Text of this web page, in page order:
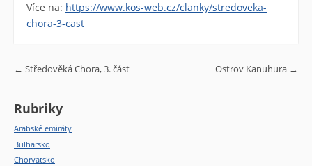
Více na: https://www.kos-web.cz/clanky/stredoveka-
chora-3-cast
Post navigation
← Středověká Chora, 3. část Ostrov Kanuhura →
Rubriky
Arabské emiráty
Bulharsko
Chorvatsko